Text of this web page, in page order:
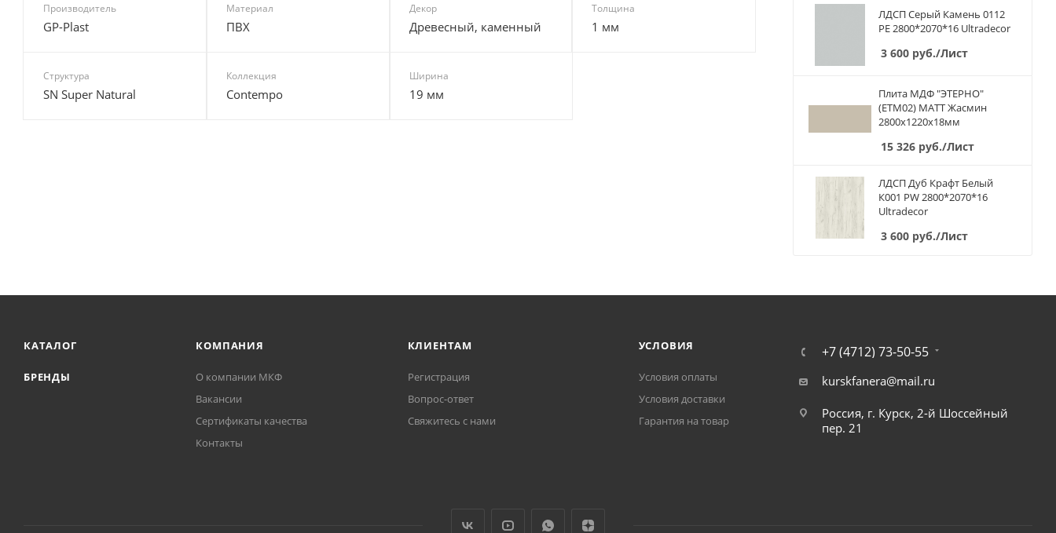
Производитель
GP-Plast
Материал
ПВХ
Декор
Древесный, каменный
Толщина
1 мм
Структура
SN Super Natural
Коллекция
Contempo
Ширина
19 мм
ЛДСП Серый Камень 0112
PE 2800*2070*16 Ultradecor
3 600 руб./Лист
Плита МДФ "ЭТЕРНО"
(ETM02) МАТТ Жасмин
2800х1220х18мм
15 326 руб./Лист
ЛДСП Дуб Крафт Белый
К001 PW 2800*2070*16
Ultradecor
3 600 руб./Лист
КАТАЛОГ
БРЕНДЫ
КОМПАНИЯ
О компании МКФ
Вакансии
Сертификаты качества
Контакты
КЛИЕНТАМ
Регистрация
Вопрос-ответ
Свяжитесь с нами
УСЛОВИЯ
Условия оплаты
Условия доставки
Гарантия на товар
+7 (4712) 73-50-55
kurskfanera@mail.ru
Россия, г. Курск, 2-й Шоссейный
пер. 21